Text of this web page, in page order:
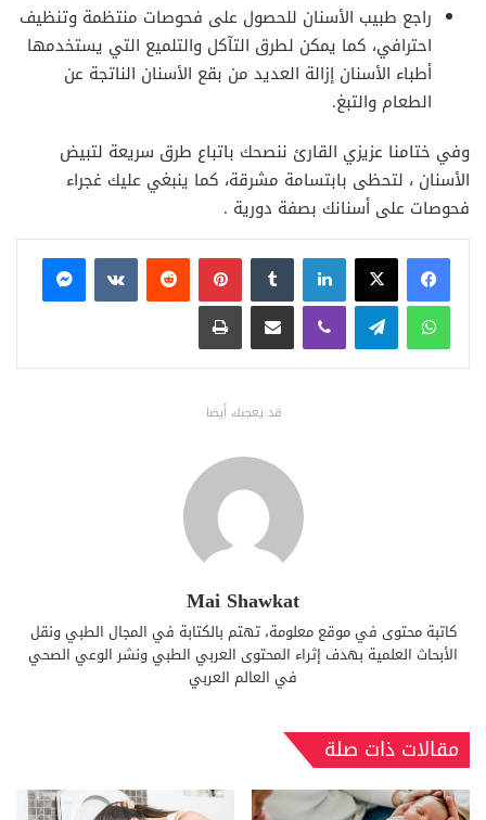
راجع طبيب الأسنان للحصول على فحوصات منتظمة وتنظيف
احترافي، كما يمكن لطرق التآكل والتلميع التي يستخدمها
أطباء الأسنان إزالة العديد من بقع الأسنان الناتجة عن
الطعام والتبغ.
وفي ختامنا عزيزي القارئ ننصحك باتباع طرق سريعة لتبيض
الأسنان ، لتحظى بابتسامة مشرقة، كما ينبغي عليك غجراء
فحوصات على أسنانك بصفة دورية .
فيسبوكX لينكدإن بينتيريست
ماسنجر
واتساب تيلقرام ڤايبر مشاركة عبر البريد طباعة
قد يعجبك أيضا
Mai Shawkat
كاتبة محتوى في موقع معلومة، تهتم بالكتابة في المجال الطبي ونقل
الأبحاث العلمية بهدف إثراء المحتوى العربي الطبي ونشر الوعي الصحي
في العالم العربي
مقالات ذات صلة